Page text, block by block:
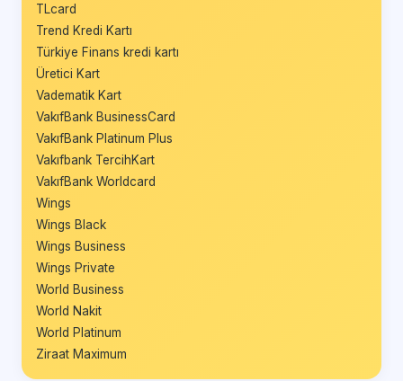
TLcard
Trend Kredi Kartı
Türkiye Finans kredi kartı
Üretici Kart
Vadematik Kart
VakıfBank BusinessCard
VakıfBank Platinum Plus
Vakıfbank TercihKart
VakıfBank Worldcard
Wings
Wings Black
Wings Business
Wings Private
World Business
World Nakit
World Platinum
Ziraat Maximum